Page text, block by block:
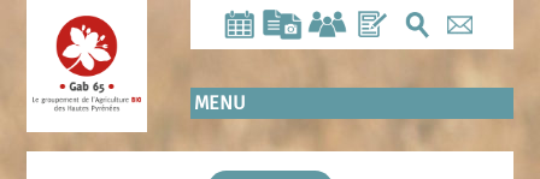
contenu
principal
MENU